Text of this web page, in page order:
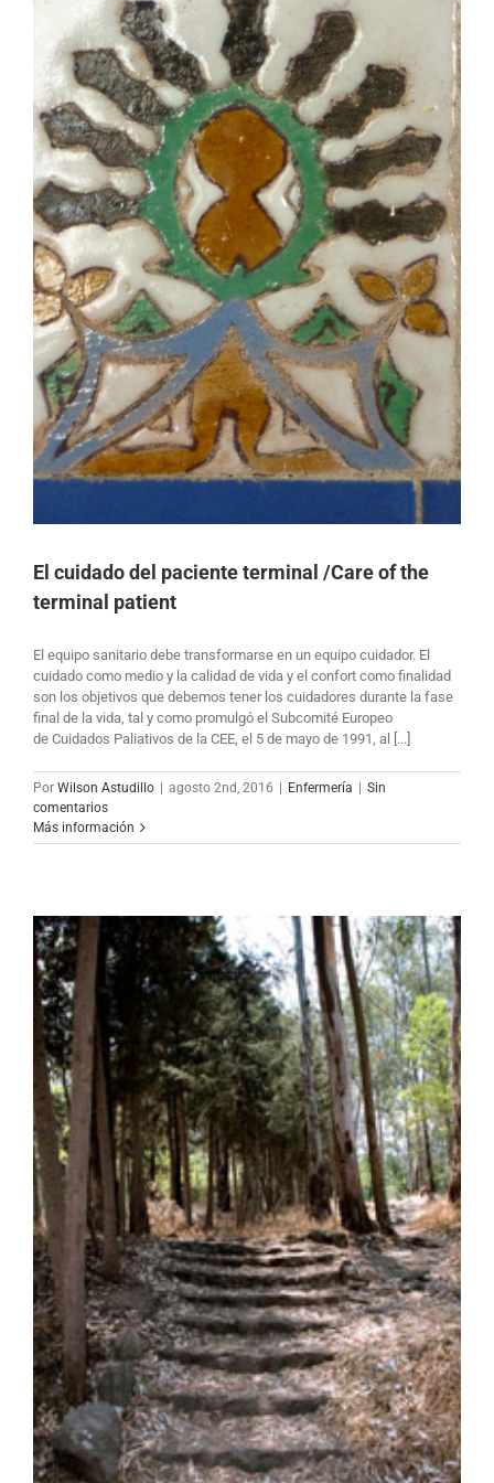
El cuidado del paciente terminal /Care of the
terminal patient
El equipo sanitario debe transformarse en un equipo cuidador. El
cuidado como medio y la calidad de vida y el confort como finalidad
son los objetivos que debemos tener los cuidadores durante la fase
final de la vida, tal y como promulgó el Subcomité Europeo
de Cuidados Paliativos de la CEE, el 5 de mayo de 1991, al [...]
Por Wilson Astudillo agosto 2nd, 2016 Enfermería
Sin
comentarios
Más información